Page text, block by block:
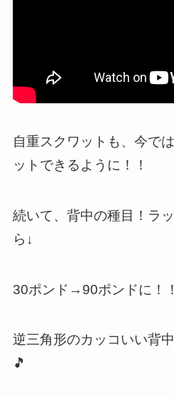
自重スクワットも、今で
ットできるように！！
続いて、背中の種目！ラ
ら↓
30ポンド→90ポンドに！！
逆三角形のカッコいい背
🎵